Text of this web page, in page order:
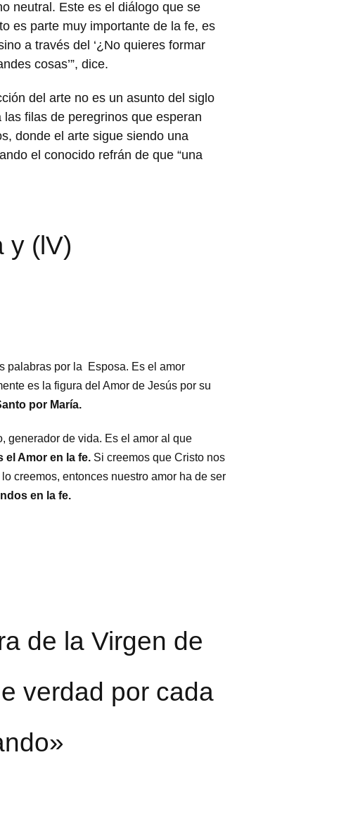
neutral. Este es el diálogo que se
es parte muy importante de la fe, es
a través del ‘¿No quieres formar
cosas’”, dice.
del arte no es un asunto del siglo
filas de peregrinos que esperan
donde el arte sigue siendo una
el conocido refrán de que “una
y (lV)
palabras por la Esposa. Es el amor
es la figura del Amor de Jesús por su
por María.
generador de vida. Es el amor al que
el Amor en la fe. Si creemos que Cristo nos
creemos, entonces nuestro amor ha de ser
en la fe.
de la Virgen de
verdad por cada